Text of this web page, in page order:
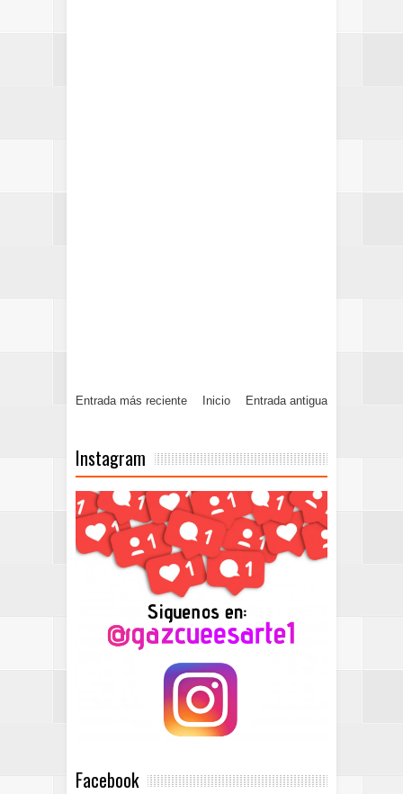
Entrada más reciente Entrada antigua
Inicio
Instagram
Facebook